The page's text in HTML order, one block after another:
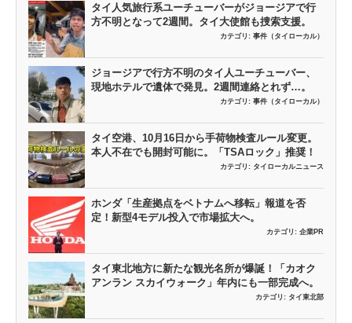
タイ人気旅行系ユーチューバーがジョージアで行
方不明となって2週間。タイ大使館も捜索支援。
カテゴリ: 事件（タイローカル）
ジョージアで行方不明のタイ人ユーチューバー、
現地ホテルで遺体で発見。2週間連絡とれず…。
カテゴリ: 事件（タイローカル）
タイ空港、10月16日から手荷物検査ルール変更。
本人不在でも開封可能に。「TSAロック」推奨！
カテゴリ: タイローカルニュース
ホンダ「生産拠点をベトナムへ移転」報道を否
定！新型4モデル投入で市場拡大へ。
カテゴリ: 企業PR
タイ東北地方に新たな観光名所が爆誕！「カオク
アンラン スカイウォーク」年内にも一部完成へ。
カテゴリ: タイ東北部